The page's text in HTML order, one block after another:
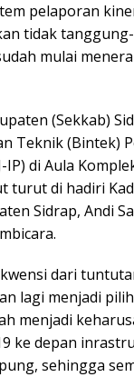
pelaporan
tidak
mulai
(Sekkab)
Teknik (Bintek)
di Aula
turut di hadiri
Sidrap, Andi
dari
lagi menjadi
menjadi
ke depan
sehingga